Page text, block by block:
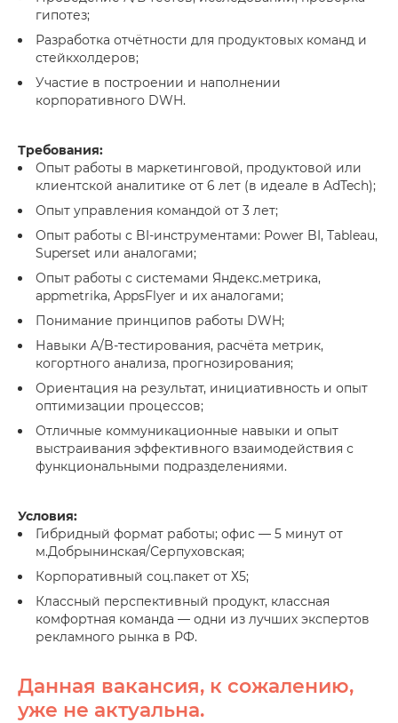
гипотез;
Разработка отчётности для продуктовых команд и
стейкхолдеров;
Участие в построении и наполнении
корпоративного DWH.
Требования:
Опыт работы в маркетинговой, продуктовой или
клиентской аналитике от 6 лет (в идеале в AdTech);
Опыт управления командой от 3 лет;
Опыт работы с BI-инструментами: Power BI, Tableau,
Superset или аналогами;
Опыт работы с системами Яндекс.метрика,
appmetrika, AppsFlyer и их аналогами;
Понимание принципов работы DWH;
Навыки A/B-тестирования, расчёта метрик,
когортного анализа, прогнозирования;
Ориентация на результат, инициативность и опыт
оптимизации процессов;
Отличные коммуникационные навыки и опыт
выстраивания эффективного взаимодействия с
функциональными подразделениями.
Условия:
Гибридный формат работы; офис — 5 минут от
м.Добрынинская/Серпуховская;
Корпоративный соц.пакет от Х5;
Классный перспективный продукт, классная
комфортная команда — одни из лучших экспертов
рекламного рынка в РФ.
Данная вакансия, к сожалению,
уже не актуальна.